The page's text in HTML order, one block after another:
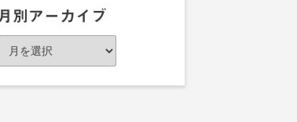
月別アーカイブ